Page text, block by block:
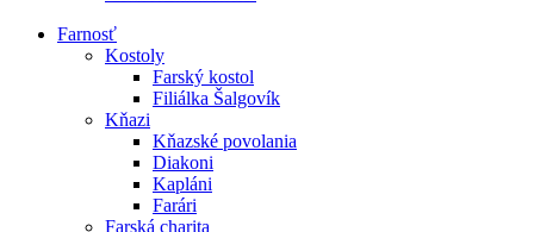
Farnosť
Kostoly
Farský kostol
Filiálka Šalgovík
Kňazi
Kňazské povolania
Diakoni
Kapláni
Farári
Farská charita